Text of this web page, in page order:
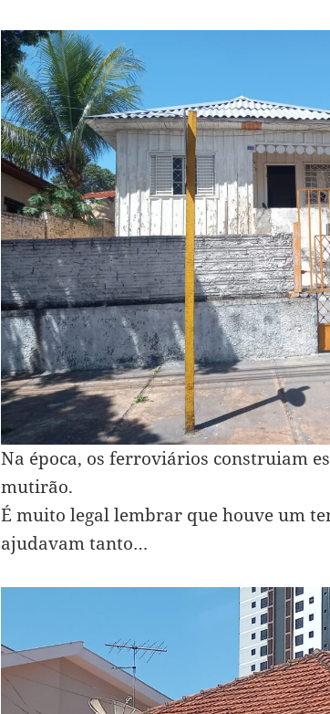
Na época, os ferroviários construiam
mutirão.
É muito legal lembrar que houve um
ajudavam tanto…